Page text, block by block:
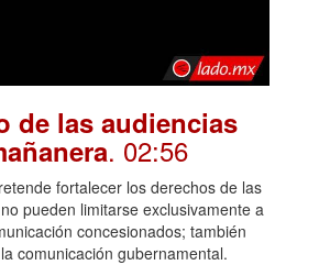
de las audiencias
. 02:56
fortalecer los derechos de las
pueden limitarse exclusivamente a
concesionados; también
comunicación gubernamental.